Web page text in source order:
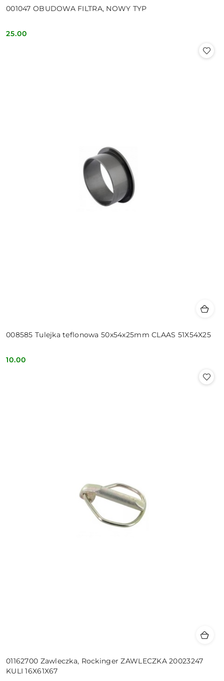
001047 OBUDOWA FILTRA, NOWY TYP
Cena:
25.00
008585 Tulejka teflonowa 50x54x25mm CLAAS 51X54X25
Cena:
10.00
01162700 Zawleczka, Rockinger ZAWLECZKA 20023247
KULI 16X61X67